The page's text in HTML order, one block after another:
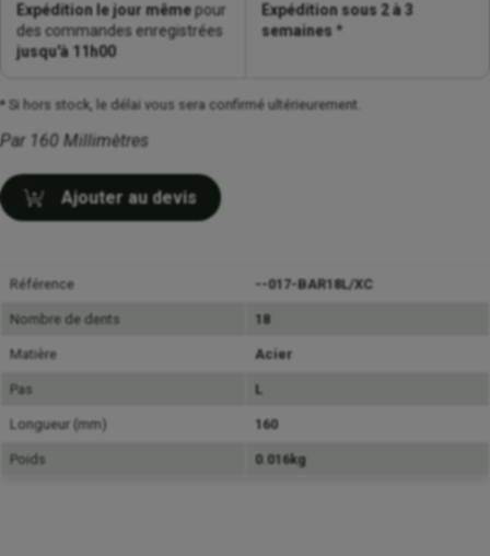
Expédition le jour mêmepour
des commandes enregistrées
jusqu'à 11h00
Expédition sous 2 à 3
semaines *
* Si hors stock, le délai vous sera confirmé ultérieurement.
Par 160 Millimètres
Ajouter au devis
Référence --017-BAR18L/XC
Nombre de dents 18
Matière Acier
Pas L
Longueur (mm) 160
Poids 0.016kg